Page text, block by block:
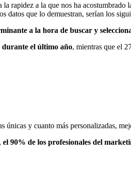
rapidez a la que nos ha
datos que lo demuestran, serían los
a la hora de buscar y
durante el último año, mientras que el
y cuanto más personalizadas,
el 90% de los profesionales del